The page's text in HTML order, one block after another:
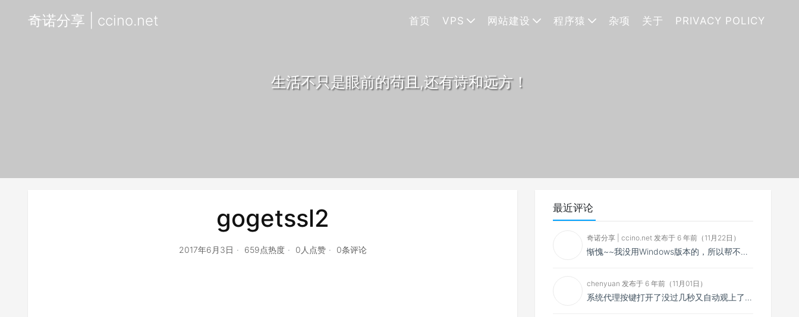
奇诺分享 | ccino.net 首页 VPS 网站建设 程序猿 杂项 关于 PRIVACY POLICY
生活不只是眼前的苟且,还有诗和远方！
gogetssl2
2017年6月3日 659点热度 0人点赞 0条评论
最近评论
奇诺分享 | ccino.net 发布于 6 年前（11月22日）
惭愧~~我没用Windows版本的，所以帮不了你~~
chenyuan 发布于 6 年前（11月01日）
系统代理按键打开了没过几秒又自动观上了，导致一直打开不了，是什么问题呢？感谢大佬，请帮帮忙！谢谢！